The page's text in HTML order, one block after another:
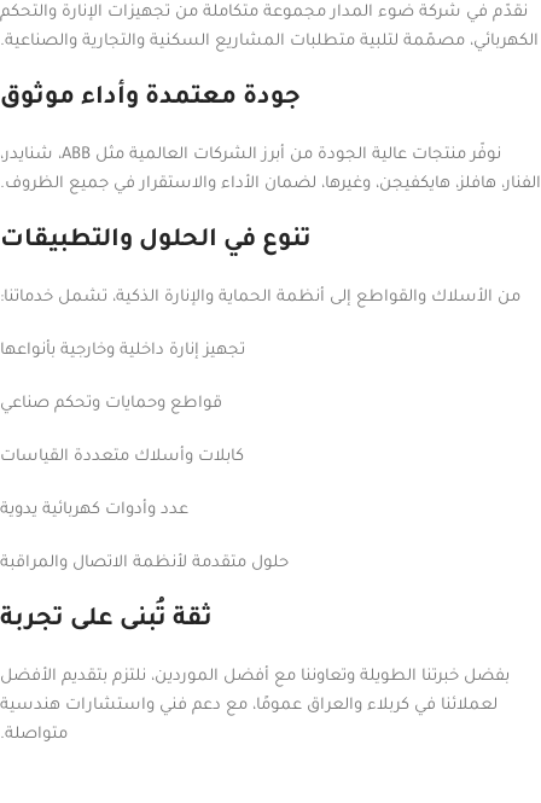
نقدّم في شركة ضوء المدار مجموعة متكاملة من تجهيزات الإنارة والتحكم
الكهربائي، مصمّمة لتلبية متطلبات المشاريع السكنية والتجارية والصناعية.
جودة معتمدة وأداء موثوق
نوفّر منتجات عالية الجودة من أبرز الشركات العالمية مثل ABB، شنايدر،
الفنار، هافلز، هايكفيجن، وغيرها، لضمان الأداء والاستقرار في جميع الظروف.
تنوع في الحلول والتطبيقات
من الأسلاك والقواطع إلى أنظمة الحماية والإنارة الذكية، تشمل خدماتنا:
تجهيز إنارة داخلية وخارجية بأنواعها
قواطع وحمايات وتحكم صناعي
كابلات وأسلاك متعددة القياسات
عدد وأدوات كهربائية يدوية
حلول متقدمة لأنظمة الاتصال والمراقبة
ثقة تُبنى على تجربة
بفضل خبرتنا الطويلة وتعاوننا مع أفضل الموردين، نلتزم بتقديم الأفضل
لعملائنا في كربلاء والعراق عمومًا، مع دعم فني واستشارات هندسية
متواصلة.